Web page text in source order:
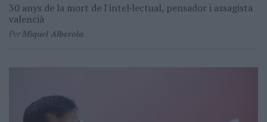
30 anys de la mort de l'intel·lectual, pensador i assagista
valencià
PerMiquel Alberola